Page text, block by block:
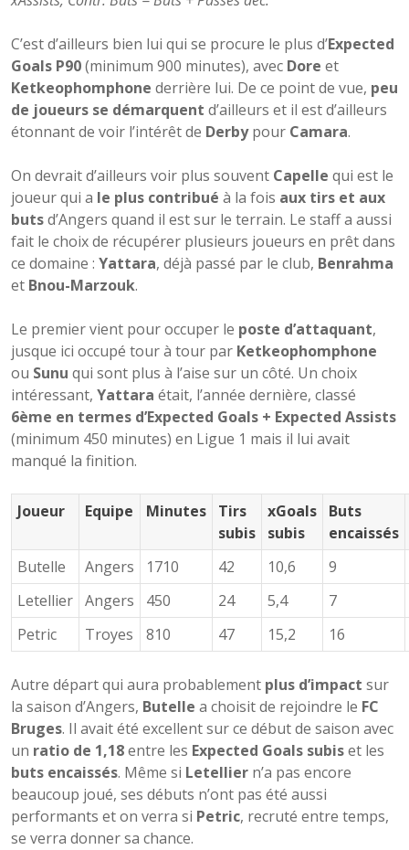
C’est d’ailleurs bien lui qui se procure le plus d’Expected
Goals P90(minimum 900 minutes), avec Dore et
Ketkeophomphone derrière lui. De ce point de vue, peu
de joueurs se démarquent d’ailleurs et il est d’ailleurs
étonnant de voir l’intérêt de Derbypour Camara.
On devrait d’ailleurs voir plus souvent Capelle qui est le
joueur qui a le plus contribué à la fois aux tirs et aux
butsd’Angers quand il est sur le terrain. Le staff a aussi
fait le choix de récupérer plusieurs joueurs en prêt dans
ce domaine : Yattara, déjà passé par le club, Benrahma
et Bnou-Marzouk.
Le premier vient pour occuper le poste d’attaquant,
jusque ici occupé tour à tour par Ketkeophomphone
ou Sunu qui sont plus à l’aise sur un côté. Un choix
intéressant, Yattara était, l’année dernière, classé
6ème en termes d’Expected Goals + Expected Assists
(minimum 450 minutes) en Ligue 1 mais il lui avait
manqué la finition.
Joueur Equipe Minutes
Tirs
subis
xGoals
subis
Buts
encaissés
Butelle
Angers 1710 42 10,6
9
Letellier Angers 450 24 5,4
7
Petric
Troyes 810 47 15,2 16
Autre départ qui aura probablement plus d’impact sur
la saison d’Angers, Butelle a choisit de rejoindre le FC
Bruges. Il avait été excellent sur ce début de saison avec
un ratio de 1,18entre les Expected Goals subiset les
buts encaissés. Même si Letellier n’a pas encore
beaucoup joué, ses débuts n’ont pas été aussi
performants et on verra si Petric, recruté entre temps,
se verra donner sa chance.